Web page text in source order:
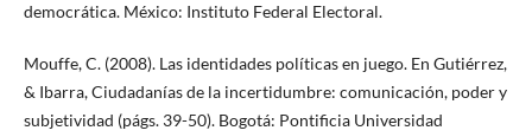
democrática. México: Instituto Federal Electoral.
Mouffe, C. (2008). Las identidades políticas en juego. En Gutiérrez,
& Ibarra, Ciudadanías de la incertidumbre: comunicación, poder y
subjetividad (págs. 39-50). Bogotá: Pontificia Universidad